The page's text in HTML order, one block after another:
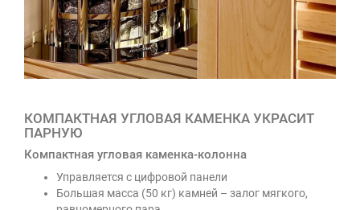
КОМПАКТНАЯ УГЛОВАЯ КАМЕНКА УКРАСИТ
ПАРНУЮ
Компактная угловая каменка-колонна
Управляется с цифровой панели
Большая масса (50 кг) камней – залог мягкого,